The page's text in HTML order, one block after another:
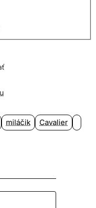
miláčik Cavalier